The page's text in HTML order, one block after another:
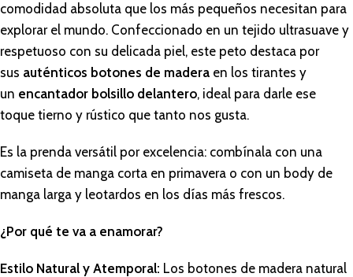
comodidad absoluta que los más pequeños necesitan para
explorar el mundo. Confeccionado en un tejido ultrasuave y
respetuoso con su delicada piel, este peto destaca por
sus auténticos botones de madera en los tirantes y
un encantador bolsillo delantero, ideal para darle ese
toque tierno y rústico que tanto nos gusta.
Es la prenda versátil por excelencia: combínala con una
camiseta de manga corta en primavera o con un body de
manga larga y leotardos en los días más frescos.
¿Por qué te va a enamorar?
Estilo Natural y Atemporal: Los botones de madera natural